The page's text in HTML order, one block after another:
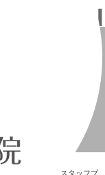
ンブログ１９★☆
スタッフブ